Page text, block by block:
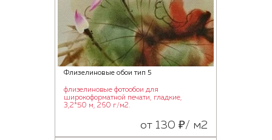
Флизелиновые обои тип 5
флизелиновые фотообои для
широкоформатной печати, гладкие,
3,2*50 м, 260 г/м2.
от 130 ₽/ м2